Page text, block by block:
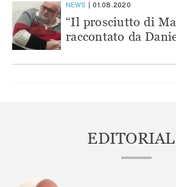
NEWS 01.08.2020
“Il prosciutto di
raccontato da